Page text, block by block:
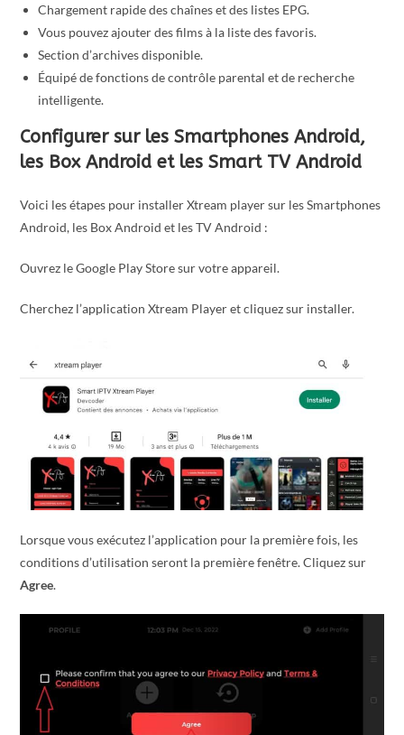
Chargement rapide des chaînes et des listes EPG.
Vous pouvez ajouter des films à la liste des favoris.
Section d’archives disponible.
Équipé de fonctions de contrôle parental et de recherche
intelligente.
Configurer sur les Smartphones Android,
les Box Android et les Smart TV Android
Voici les étapes pour installer Xtream player sur les Smartphones
Android, les Box Android et les TV Android :
Ouvrez le Google Play Store sur votre appareil.
Cherchez l’application Xtream Player et cliquez sur installer.
Lorsque vous exécutez l’application pour la première fois, les
conditions d’utilisation seront la première fenêtre. Cliquez sur
Agree.